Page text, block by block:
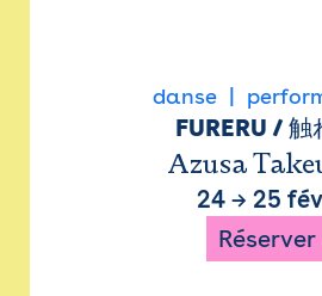
danse
FURERU / 触
Azusa
24→ 25
Réserver